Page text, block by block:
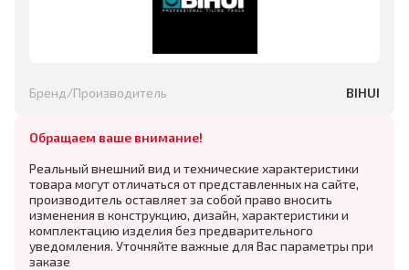
Бренд/Производитель BIHUI
Обращаем ваше внимание!
Реальный внешний вид и технические характеристики
товара могут отличаться от представленных на сайте,
производитель оставляет за собой право вносить
изменения в конструкцию, дизайн, характеристики и
комплектацию изделия без предварительного
уведомления. Уточняйте важные для Вас параметры при
заказе